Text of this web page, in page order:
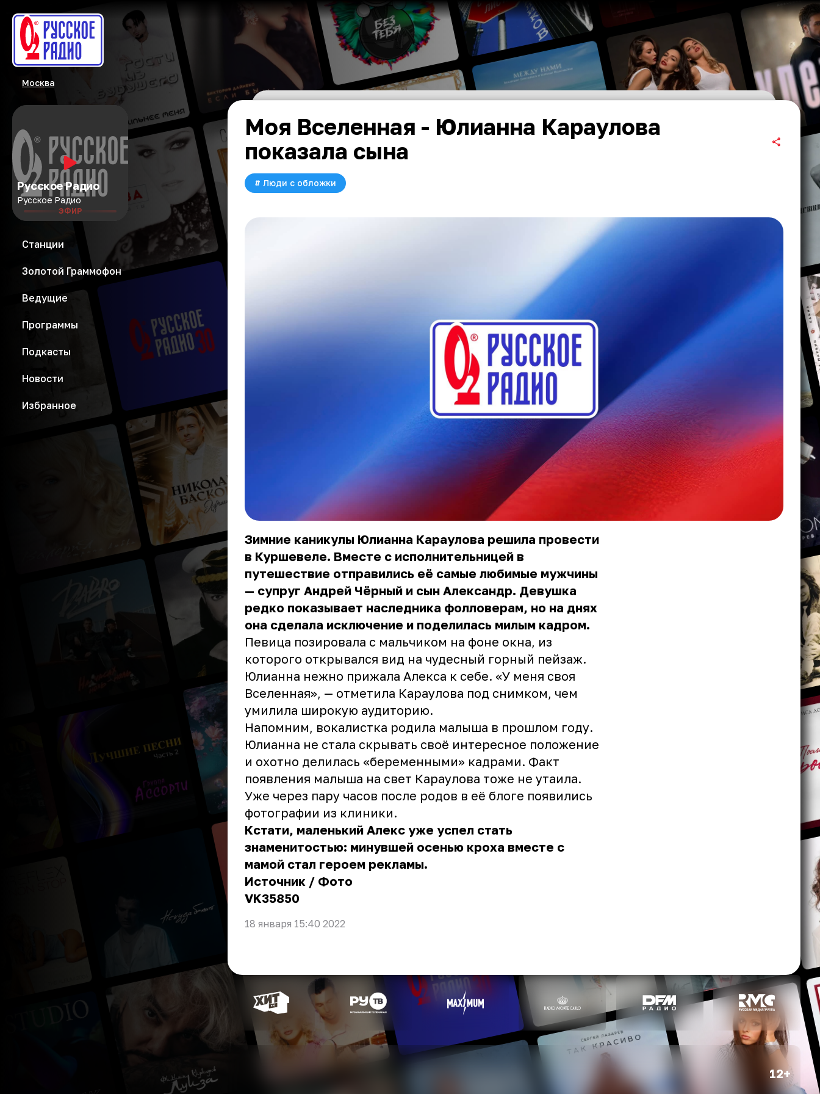
Москва
Русское Радио
Русское Радио
ЭФИР
Станции
Золотой Граммофон
Ведущие
Программы
Подкасты
Новости
Избранное
Моя Вселенная - Юлианна Караулова
показала сына
# Люди с обложки
Зимние каникулы Юлианна Караулова решила провести
в Куршевеле. Вместе с исполнительницей в
путешествие отправились её самые любимые мужчины
— супруг Андрей Чёрный и сын Александр. Девушка
редко показывает наследника фолловерам, но на днях
она сделала исключение и поделилась милым кадром.
Певица позировала с мальчиком на фоне окна, из
которого открывался вид на чудесный горный пейзаж.
Юлианна нежно прижала Алекса к себе. «У меня своя
Вселенная», — отметила Караулова под снимком, чем
умилила широкую аудиторию.
Напомним, вокалистка родила малыша в прошлом году.
Юлианна не стала скрывать своё интересное положение
и охотно делилась «беременными» кадрами. Факт
появления малыша на свет Караулова тоже не утаила.
Уже через пару часов после родов в её блоге появились
фотографии из клиники.
Кстати, маленький Алекс уже успел стать
знаменитостью: минувшей осенью кроха вместе с
мамой стал героем рекламы.
Источник / Фото
VK35850
18 января 15:40 2022
12+